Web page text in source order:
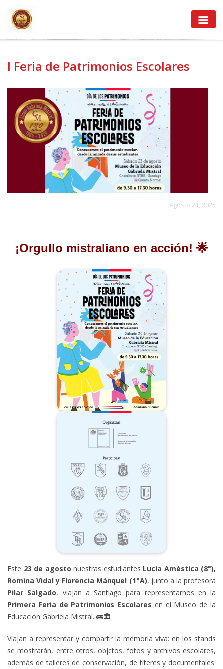
I Feria de Patrimonios Escolares
Agosto 21, 2025
¡Orgullo mistraliano en acción! 🌟
Este 23 de agosto nuestras estudiantes Lucía Améstica (8°),
Romina Vidal y Florencia Mánquel (1°A), junto a la profesora
Pilar Salgado, viajan a Santiago para representarnos en la
Primera Feria de Patrimonios Escolares en el Museo de la
Educación Gabriela Mistral. 🚌🏛️
Viajan a representar y compartir la memoria viva: en los stands
se mostrarán, entre otros, objetos, fotos y archivos escolares,
además de talleres de conservación, de títeres y documentales.